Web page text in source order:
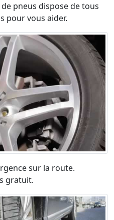
pneus dispose de tous
pour vous aider.
sur la route.
gratuit.